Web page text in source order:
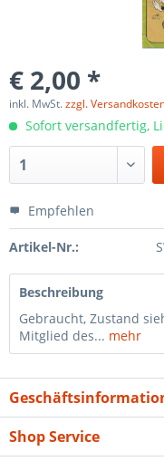
€ 2,00 *
inkl. MwSt.zzgl.
Sofort versandfertig,
Empfehlen
Artikel-Nr.:
Beschreibung
Gebraucht, Zustand
Mitglied des... mehr
Shop Service